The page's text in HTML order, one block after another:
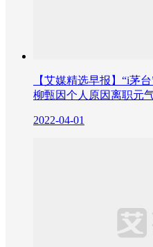
【艾媒精选早报】“i茅
柳甄因个人原因离职元
2022-04-01